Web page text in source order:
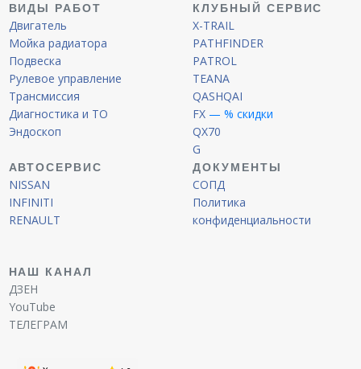
ВИДЫ РАБОТ
Двигатель
Мойка радиатора
Подвеска
Рулевое управление
Трансмиссия
Диагностика и ТО
Эндоскоп
КЛУБНЫЙ СЕРВИС
X-TRAIL
PATHFINDER
PATROL
TEANA
QASHQAI
FX — % скидки
QX70
G
АВТОСЕРВИС
NISSAN
INFINITI
RENAULT
ДОКУМЕНТЫ
СОПД
Политика
конфиденциальности
НАШ КАНАЛ
ДЗЕН
YouTube
ТЕЛЕГРАМ